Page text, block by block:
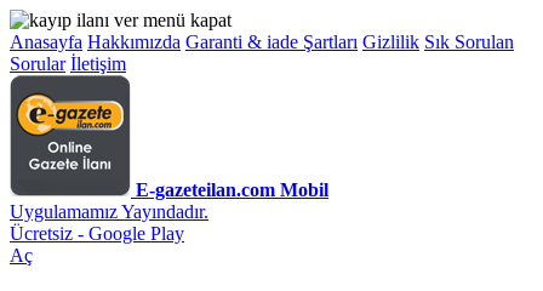
Anasayfa Hakkımızda Garanti & iade Şartları Gizlilik Sık Sorulan
Sorular İletişim
E-gazeteilan.com Mobil
Uygulamamız Yayındadır.
Ücretsiz - Google Play
Aç